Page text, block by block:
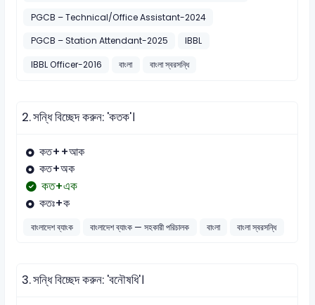
PGCB – Technical/Office Assistant-2024
PGCB – Station Attendant-2025
IBBL
IBBL Officer-2016
বাংলা বাংলা স্বরসন্ধি
2.সন্ধি বিচ্ছেদ করুন: 'কতক'।
কত++আক
কত+অক
কত+এক
কতঃ+ক
বাংলাদেশ ব্যাংক বাংলাদেশ ব্যাংক — সহকারী পরিচালক বাংলা বাংলা স্বরসন্ধি
3.সন্ধি বিচ্ছেদ করুন: 'বনৌষধি'।